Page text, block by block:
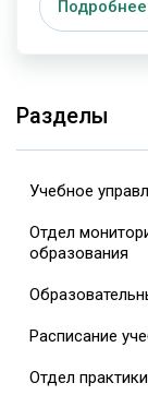
Подробнее
Разделы
Учебное
Отдел
образования
Расписание
Отдел